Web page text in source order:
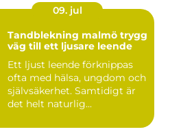
09. jul
Tandblekning malmö trygg
väg till ett ljusare leende
Ett ljust leende förknippas
ofta med hälsa, ungdom och
självsäkerhet. Samtidigt är
det helt naturlig...